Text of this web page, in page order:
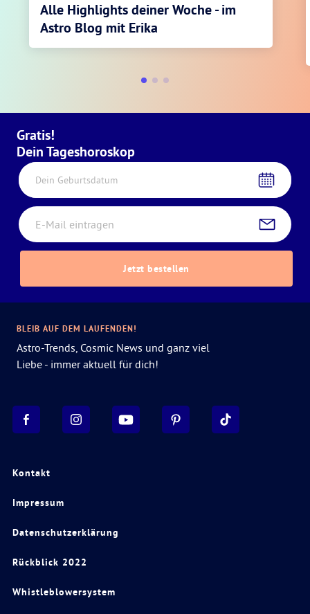
Alle Highlights deiner Woche - im
Astro Blog mit Erika
Gratis!
Dein Tageshoroskop
Dein Geburtsdatum
Jetzt bestellen
Kontakt
Impressum
Datenschutzerklärung
Rückblick 2022
Whistleblowersystem
BLEIB AUF DEM LAUFENDEN!
Astro-Trends, Cosmic News und ganz viel
Liebe - immer aktuell für dich!